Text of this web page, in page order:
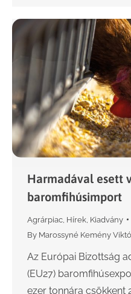
Harmadával esett
baromfihúsimport
Agrárpiac Hírek Kiadvány
By Marossyné Kemény
Az Európai Bizottság
(EU27)
ezer tonnára csökkent